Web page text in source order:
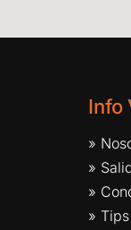
Info
»
»
»
»